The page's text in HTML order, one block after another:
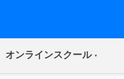
オンラインスクール(current)